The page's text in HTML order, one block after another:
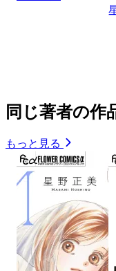
同じ著者の作
もっと見る